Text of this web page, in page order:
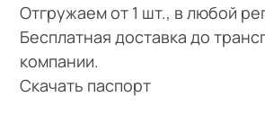
Отгружаем от 1 шт., в любой
Бесплатная доставка до
компании.
Скачать паспорт